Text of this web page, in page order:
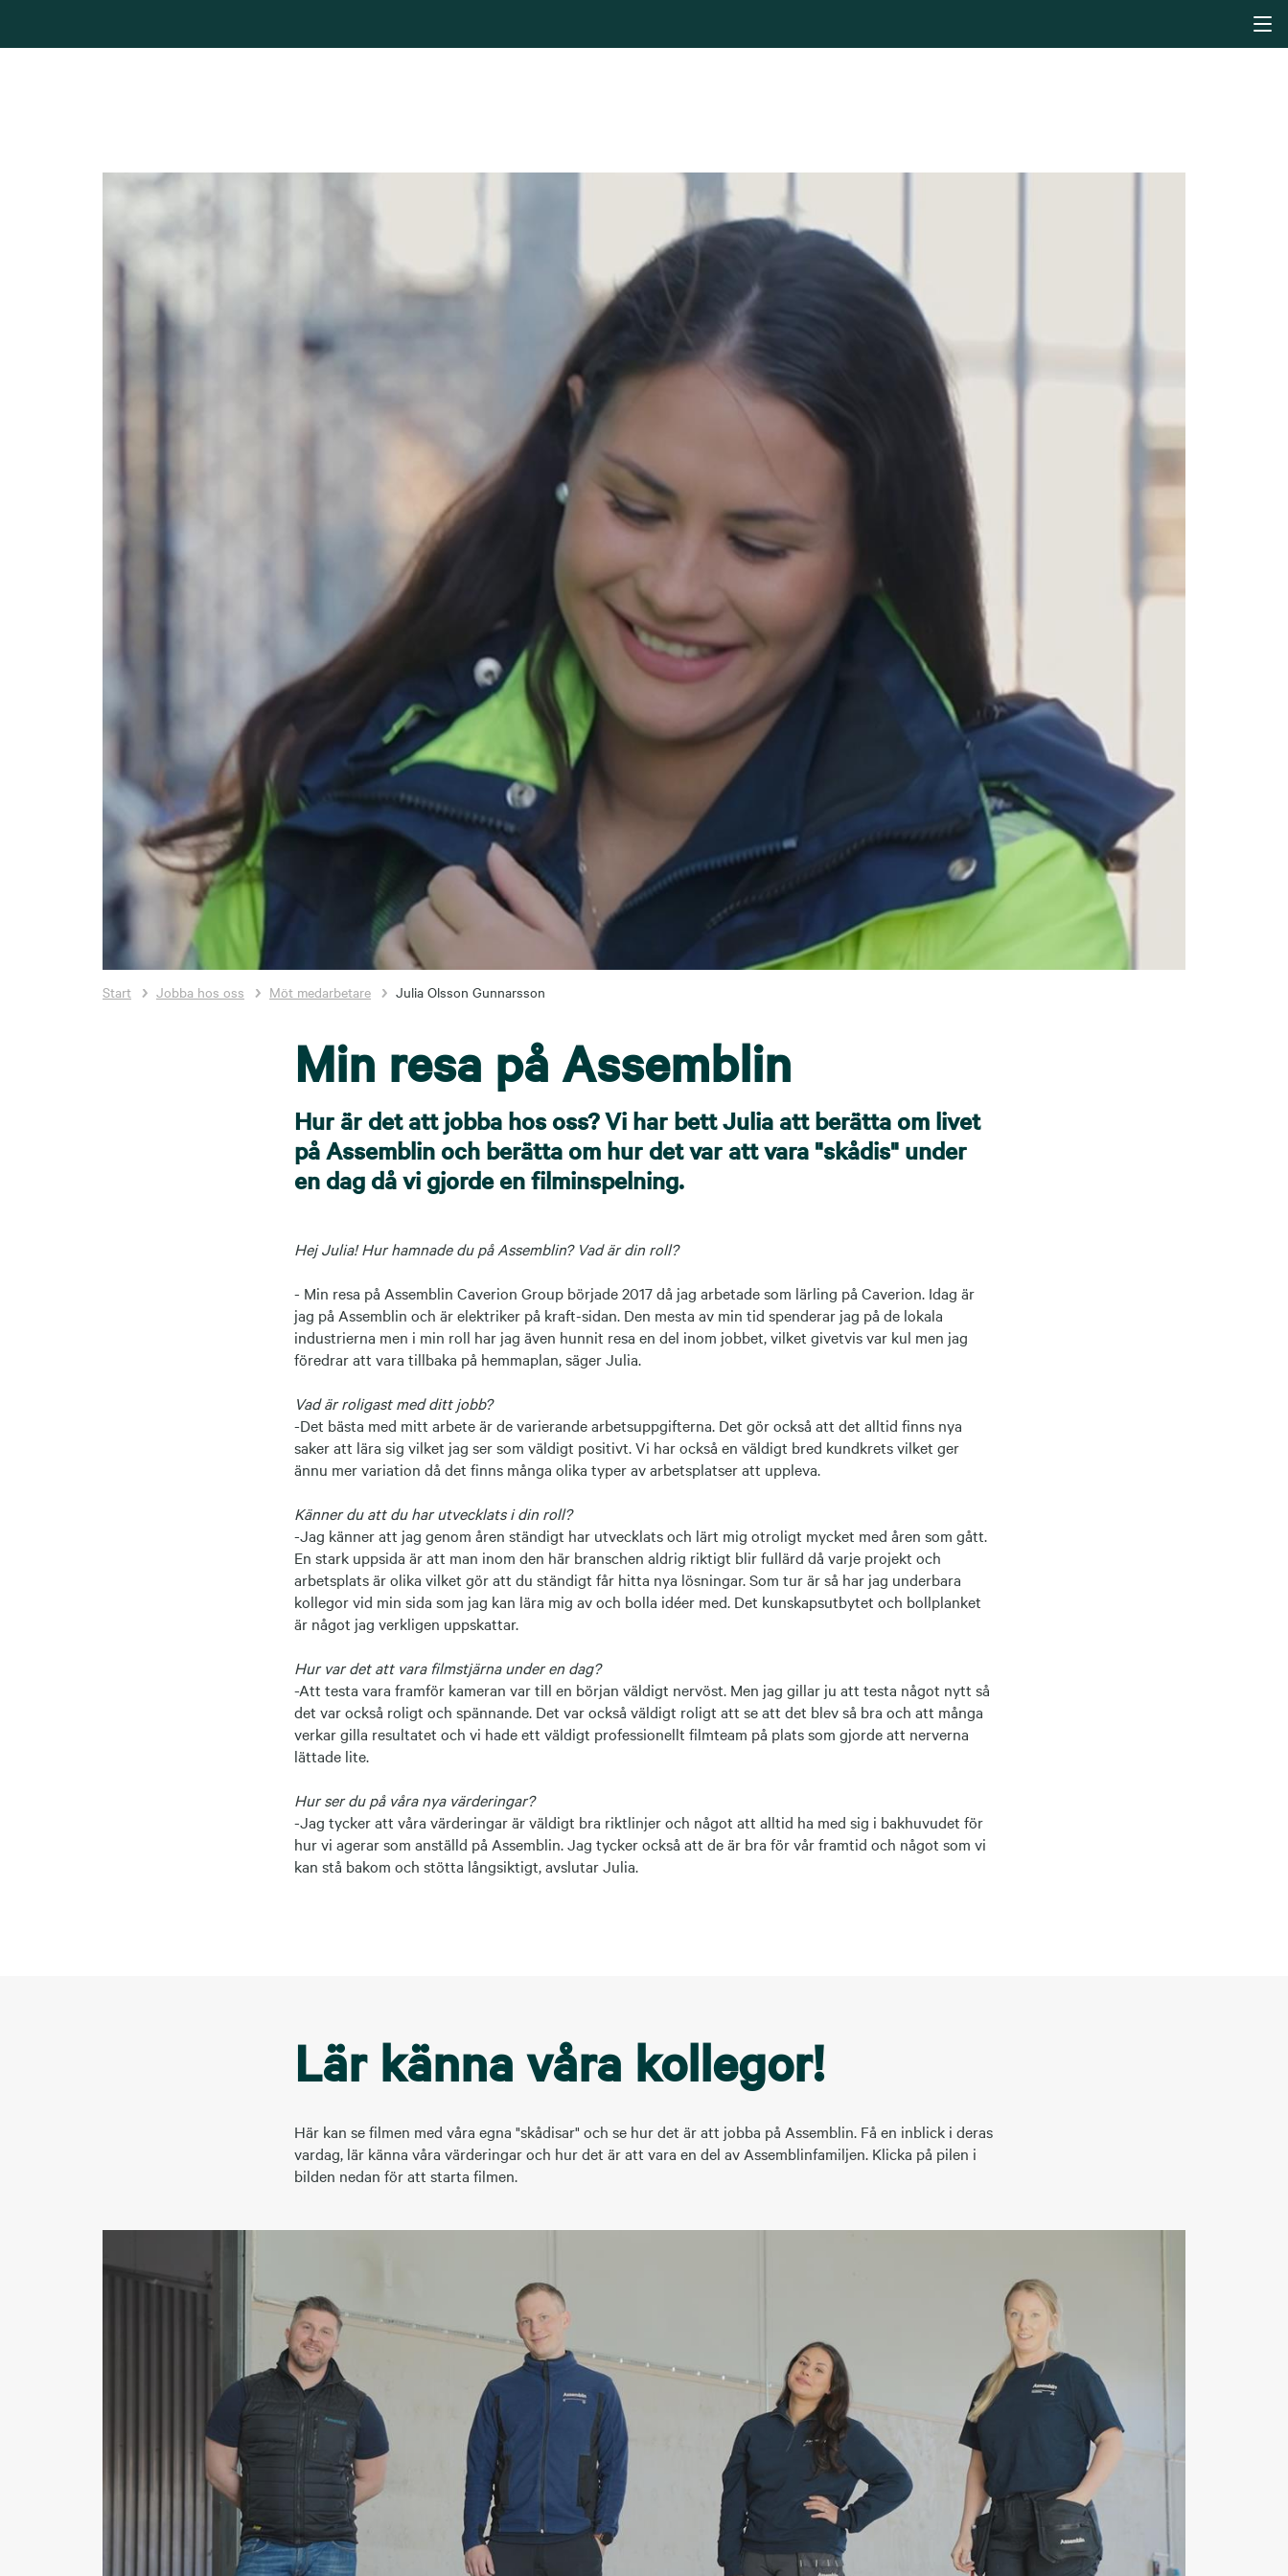
Start Jobba hos oss Möt medarbetare Julia Olsson Gunnarsson
Min resa på Assemblin
Hur är det att jobba hos oss? Vi har bett Julia att berätta om livet
på Assemblin och berätta om hur det var att vara "skådis" under
en dag då vi gjorde en filminspelning.
Hej Julia! Hur hamnade du på Assemblin? Vad är din roll?
- Min resa på Assemblin Caverion Group började 2017 då jag arbetade som lärling på Caverion. Idag är
jag på Assemblin och är elektriker på kraft-sidan. Den mesta av min tid spenderar jag på de lokala
industrierna men i min roll har jag även hunnit resa en del inom jobbet, vilket givetvis var kul men jag
föredrar att vara tillbaka på hemmaplan, säger Julia.
Vad är roligast med ditt jobb?
-Det bästa med mitt arbete är de varierande arbetsuppgifterna. Det gör också att det alltid finns nya
saker att lära sig vilket jag ser som väldigt positivt. Vi har också en väldigt bred kundkrets vilket ger
ännu mer variation då det finns många olika typer av arbetsplatser att uppleva.
Känner du att du har utvecklats i din roll?
-Jag känner att jag genom åren ständigt har utvecklats och lärt mig otroligt mycket med åren som gått.
En stark uppsida är att man inom den här branschen aldrig riktigt blir fullärd då varje projekt och
arbetsplats är olika vilket gör att du ständigt får hitta nya lösningar. Som tur är så har jag underbara
kollegor vid min sida som jag kan lära mig av och bolla idéer med. Det kunskapsutbytet och bollplanket
är något jag verkligen uppskattar.
Hur var det att vara filmstjärna under en dag?
-Att testa vara framför kameran var till en början väldigt nervöst. Men jag gillar ju att testa något nytt så
det var också roligt och spännande. Det var också väldigt roligt att se att det blev så bra och att många
verkar gilla resultatet och vi hade ett väldigt professionellt filmteam på plats som gjorde att nerverna
lättade lite.
Hur ser du på våra nya värderingar?
-Jag tycker att våra värderingar är väldigt bra riktlinjer och något att alltid ha med sig i bakhuvudet för
hur vi agerar som anställd på Assemblin. Jag tycker också att de är bra för vår framtid och något som vi
kan stå bakom och stötta långsiktigt, avslutar Julia.
Lär känna våra kollegor!
Här kan se filmen med våra egna "skådisar" och se hur det är att jobba på Assemblin. Få en inblick i deras
vardag, lär känna våra värderingar och hur det är att vara en del av Assemblinfamiljen. Klicka på pilen i
bilden nedan för att starta filmen.